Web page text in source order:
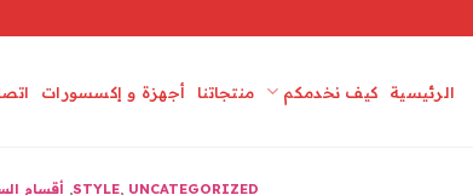
الرئيسية كيف نخدمكم منتجاتنا أجهزة و إكسسورات
STYLE, UNCATEGORIZED
, أقسام